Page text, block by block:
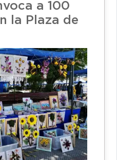
a 100
la Plaza de